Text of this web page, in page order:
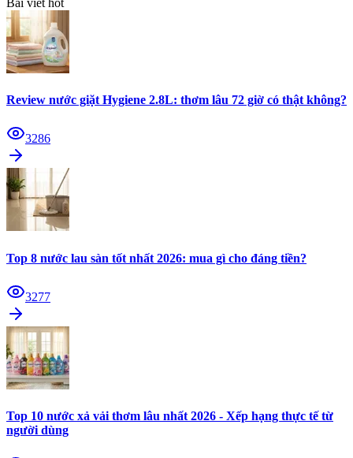
Review nước giặt Hygiene 2.8L: thơm lâu 72 giờ có thật không?
3286
Top 8 nước lau sàn tốt nhất 2026: mua gì cho đáng tiền?
3277
Top 10 nước xả vải thơm lâu nhất 2026 - Xếp hạng thực tế từ
người dùng